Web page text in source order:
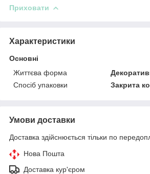
Приховати
Характеристики
Основні
Життєва форма
Спосіб упаковки
Закрита
Умови доставки
Доставка здійснюється тільки по
Нова Пошта
Доставка кур'єром